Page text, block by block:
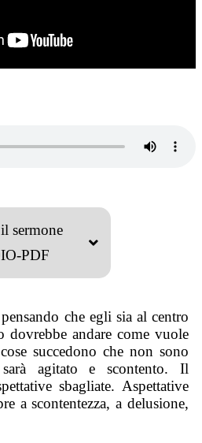
sermone
PDF
che egli sia al centro
dovrebbe andare come vuole
succedono che non sono
agitato e scontento. Il
sbagliate. Aspettative
a scontentezza, a delusione,